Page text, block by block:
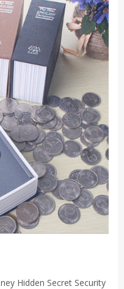
Hidden Secret Security